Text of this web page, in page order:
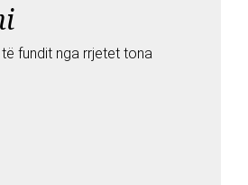
fundit nga rrjetet tona